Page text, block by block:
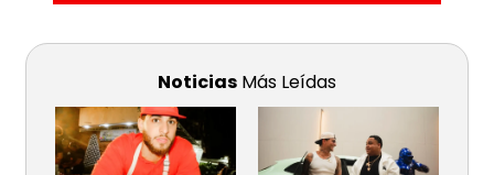
Noticias Más Leídas